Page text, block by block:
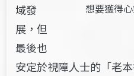
想要獲得
域發
展，但
最後也
安定於視障人士的「老